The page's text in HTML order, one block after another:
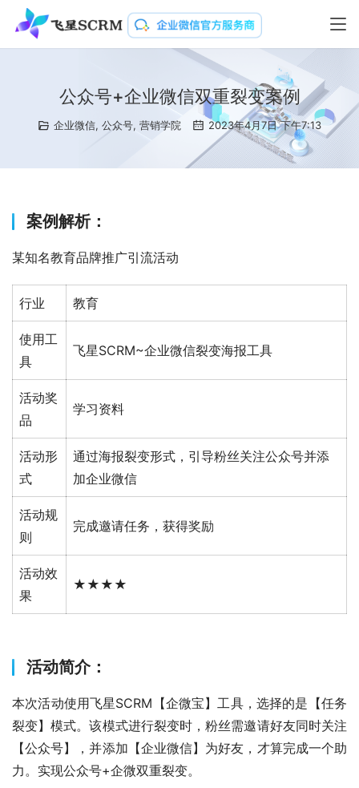
公众号+企业微信双重裂变案例
企业微信, 公众号, 营销学院 2023年4月7日 下午7:13
案例解析：
某知名教育品牌推广引流活动
行业 教育
使用工
具
飞星SCRM~企业微信裂变海报工具
活动奖
品
学习资料
活动形
式
通过海报裂变形式，引导粉丝关注公众号并添
加企业微信
活动规
则
完成邀请任务，获得奖励
活动效
果
★★★★
活动简介：
本次活动使用飞星SCRM【企微宝】工具，选择的是【任务
裂变】模式。该模式进行裂变时，粉丝需邀请好友同时关注
【公众号】，并添加【企业微信】为好友，才算完成一个助
力。实现公众号+企微双重裂变。